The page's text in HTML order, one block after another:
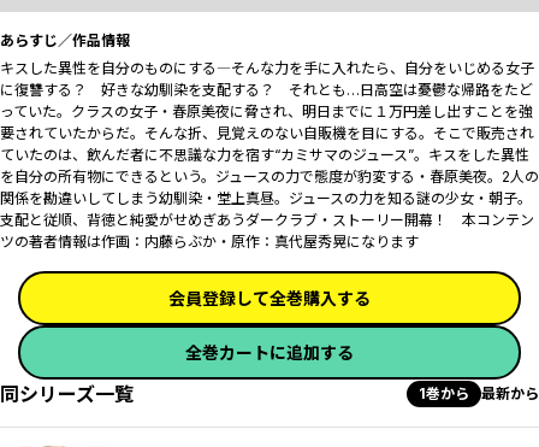
あらすじ／作品情報
キスした異性を自分のものにする―そんな力を手に入れたら、自分をいじめる女子
に復讐する？ 好きな幼馴染を支配する？ それとも…日高空は憂鬱な帰路をたど
っていた。クラスの女子・春原美夜に脅され、明日までに１万円差し出すことを強
要されていたからだ。そんな折、見覚えのない自販機を目にする。そこで販売され
ていたのは、飲んだ者に不思議な力を宿す“カミサマのジュース”。キスをした異性
を自分の所有物にできるという。ジュースの力で態度が豹変する・春原美夜。2人の
関係を勘違いしてしまう幼馴染・堂上真昼。ジュースの力を知る謎の少女・朝子。
支配と従順、背徳と純愛がせめぎあうダークラブ・ストーリー開幕！ 本コンテン
ツの著者情報は作画：内藤らぶか・原作：真代屋秀晃になります
会員登録して全巻購入する
全巻カートに追加する
同シリーズ一覧 1巻から 最新から